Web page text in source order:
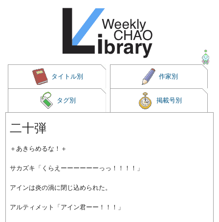
タイトル別 作家別
タグ別 掲載号別
二十弾
＋あきらめるな！＋
サカズキ「くらえーーーーーーっっ！！！！」
アインは炎の渦に閉じ込められた。
アルティメット「アイン君ーー！！！」